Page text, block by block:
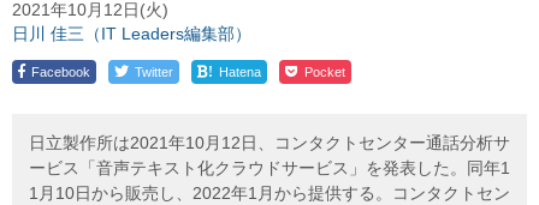
2021年10月12日(火)
日川 佳三（IT Leaders編集部）
Facebook Twitter ! Hatena Pocket
日立製作所は2021年10月12日、コンタクトセンター通話分析サ
ービス「音声テキスト化クラウドサービス」を発表した。同年1
1月10日から販売し、2022年1月から提供する。コンタクトセン